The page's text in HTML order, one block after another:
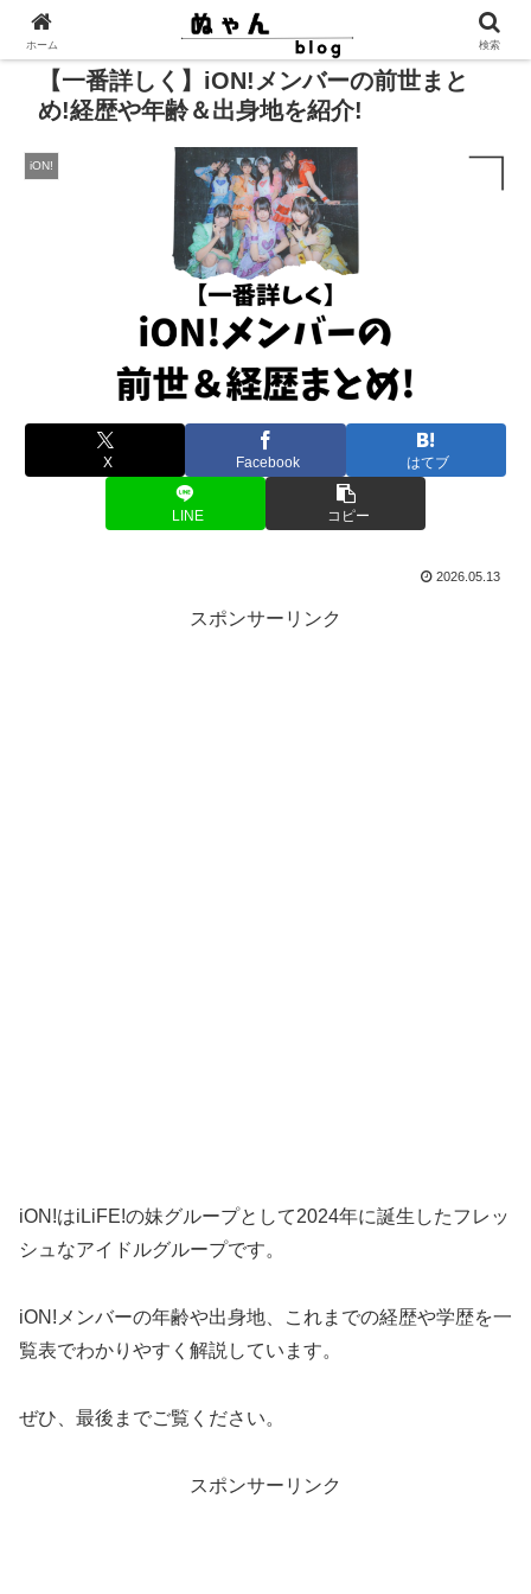
【一番詳しく】iON!メンバーの前世まと
め!経歴や年齢＆出身地を紹介!
iON!
X Facebook はてブ
LINE コピー
2026.05.13
スポンサーリンク
iON!はiLiFE!の妹グループとして2024年に誕生したフレッ
シュなアイドルグループです。
iON!メンバーの年齢や出身地、これまでの経歴や学歴を一
覧表でわかりやすく解説しています。
ぜひ、最後までご覧ください。
スポンサーリンク
ホーム 検索